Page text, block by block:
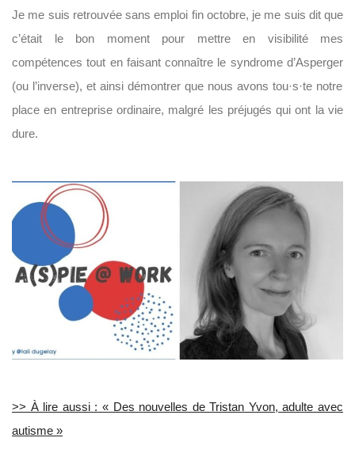
Je me suis retrouvée sans emploi fin octobre, je me suis dit que
c’était le bon moment pour mettre en visibilité mes
compétences tout en faisant connaître le syndrome d’Asperger
(ou l’inverse), et ainsi démontrer que nous avons tou·s·te notre
place en entreprise ordinaire, malgré les préjugés qui ont la vie
dure.
>> À lire aussi : « Des nouvelles de Tristan Yvon, adulte avec
autisme »